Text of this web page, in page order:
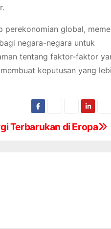
perekonomian global,
negara-negara untuk
tentang faktor-faktor
keputusan yang
Terbarukan di Eropa